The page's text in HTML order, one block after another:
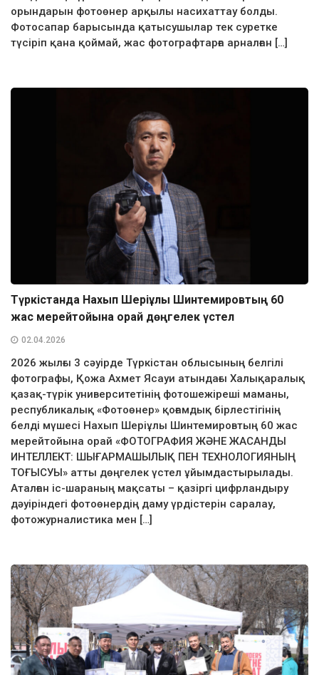
орындарын фотоөнер арқылы насихаттау болды.
Фотосапар барысында қатысушылар тек суретке
түсіріп қана қоймай, жас фотографтарға арналған […]
Түркістанда Нахып Шеріұлы Шинтемировтың 60
жас мерейтойына орай дөңгелек үстел
02.04.2026
2026 жылғы 3 сәуірде Түркістан облысының белгілі
фотографы, Қожа Ахмет Ясауи атындағы Халықаралық
қазақ-түрік университетінің фотошежіреші маманы,
республикалық «Фотоөнер» қоғамдық бірлестігінің
белді мүшесі Нахып Шеріұлы Шинтемировтың 60 жас
мерейтойына орай «ФОТОГРАФИЯ ЖӘНЕ ЖАСАНДЫ
ИНТЕЛЛЕКТ: ШЫҒАРМАШЫЛЫҚ ПЕН ТЕХНОЛОГИЯНЫҢ
ТОҒЫСУЫ» атты дөңгелек үстел ұйымдастырылады.
Аталған іс-шараның мақсаты – қазіргі цифрландыру
дәуіріндегі фотоөнердің даму үрдістерін саралау,
фотожурналистика мен […]